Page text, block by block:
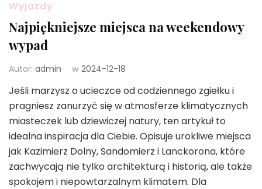
Wyjazdy
Najpiękniejsze miejsca na weekendowy
wypad
Autor: admin w 2024-12-18
Jeśli marzysz o ucieczce od codziennego zgiełku i
pragniesz zanurzyć się w atmosferze klimatycznych
miasteczek lub dziewiczej natury, ten artykuł to
idealna inspiracja dla Ciebie. Opisuje urokliwe miejsca
jak Kazimierz Dolny, Sandomierz i Lanckorona, które
zachwycają nie tylko architekturą i historią, ale także
spokojem i niepowtarzalnym klimatem. Dla